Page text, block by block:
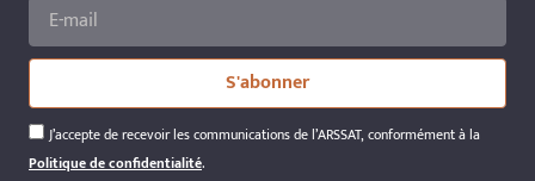
J’accepte de recevoir les communications de l’ARSSAT, conformément à la
Politique de confidentialité.
S'abonner